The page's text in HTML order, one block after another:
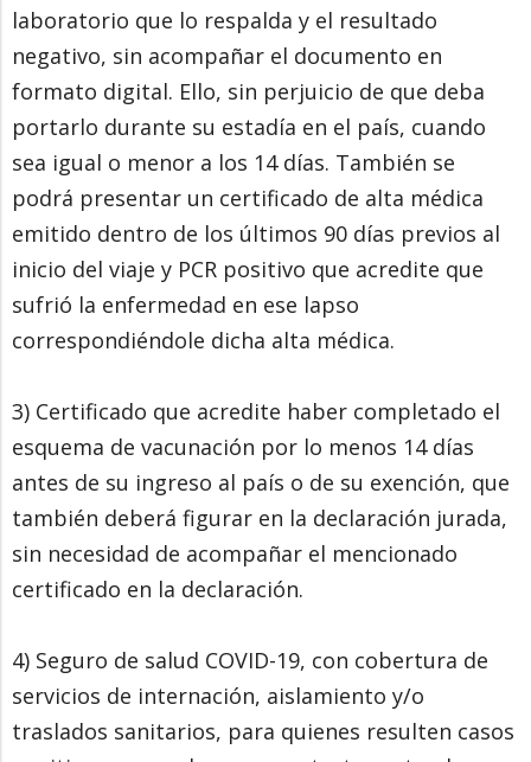
laboratorio que lo respalda y el resultado
negativo, sin acompañar el documento en
formato digital. Ello, sin perjuicio de que deba
portarlo durante su estadía en el país, cuando
sea igual o menor a los 14 días. También se
podrá presentar un certificado de alta médica
emitido dentro de los últimos 90 días previos al
inicio del viaje y PCR positivo que acredite que
sufrió la enfermedad en ese lapso
correspondiéndole dicha alta médica.
3) Certificado que acredite haber completado el
esquema de vacunación por lo menos 14 días
antes de su ingreso al país o de su exención, que
también deberá figurar en la declaración jurada,
sin necesidad de acompañar el mencionado
certificado en la declaración.
4) Seguro de salud COVID-19, con cobertura de
servicios de internación, aislamiento y/o
traslados sanitarios, para quienes resulten casos